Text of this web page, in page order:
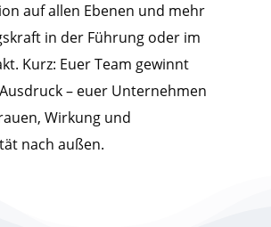
auf allen Ebenen und mehr
in der Führung oder im
Kurz: Euer Team gewinnt
– euer Unternehmen
Wirkung und
nach außen.